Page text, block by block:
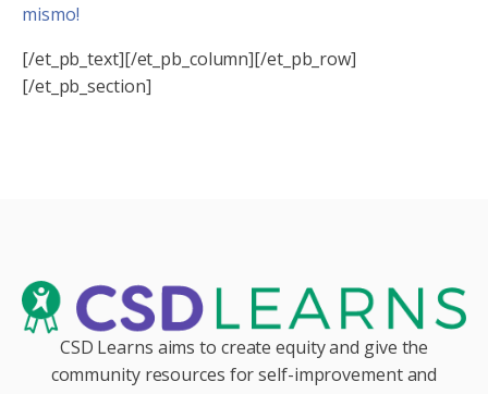
mismo!
[/et_pb_text][/et_pb_column][/et_pb_row]
[/et_pb_section]
CSD Learns aims to create equity and give the
community resources for self-improvement and